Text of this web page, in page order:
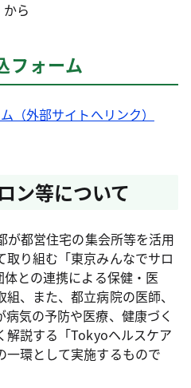
ら
フォーム
（外部サイトへリンク）
ン等について
が都営住宅の集会所等を活用
取り組む「東京みんなでサロ
との連携による保健・医
、また、都立病院の医師、
気の予防や医療、健康づく
解説する「Tokyoヘルスケア
一環として実施するもので